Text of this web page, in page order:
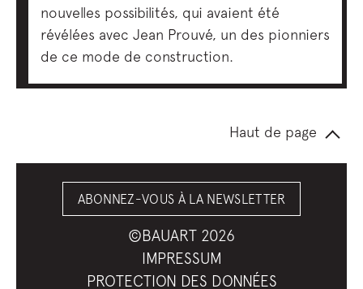
nouvelles possibilités, qui avaient été
révélées avec Jean Prouvé, un des pionniers
de ce mode de construction.
Haut de page
ABONNEZ-VOUS À LA NEWSLETTER
©BAUART 2026
IMPRESSUM
PROTECTION DES DONNÉES